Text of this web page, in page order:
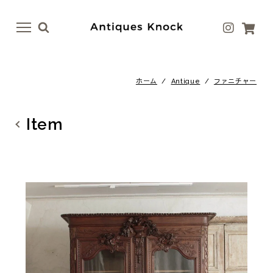
menu
menu
テーブル
照明
その他
ファブリック
その他
ホーム / Antique / ファニチャー
Item